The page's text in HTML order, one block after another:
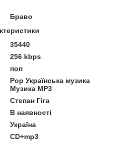
Браво
35440
256 kbps
поп
Pop Українська музика
Музика MP3
Степан Гіга
В наявності
Україна
CD+mp3